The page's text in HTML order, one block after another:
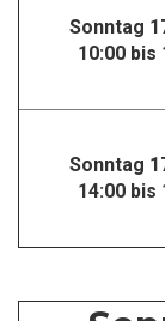
Sonntag
10:00 bis
Sonntag
14:00 bis